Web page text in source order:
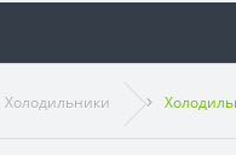
Холодильники